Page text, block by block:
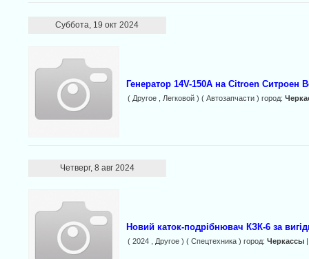
Суббота, 19 окт 2024
Генератор 14V-150A на Citroen Ситроен
( Другое , Легковой ) ( Автозапчасти ) город:
Четверг, 8 авг 2024
Новий каток-подрібнювач КЗК-6 за
( 2024 , Другое ) ( Спецтехника ) город: Черкассы|